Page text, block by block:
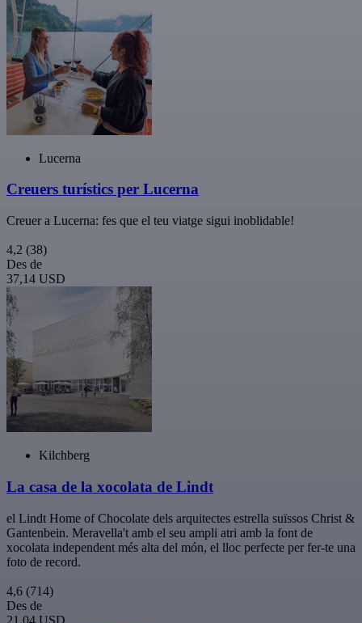
Lucerna
Creuers turístics per Lucerna
Creuer a Lucerna: fes que el teu viatge sigui inoblidable!
4,2 (38)
Des de
37,14 USD
Kilchberg
La casa de la xocolata de Lindt
el Lindt Home of Chocolate dels arquitectes estrella suïssos Christ &
Gantenbein. Meravella't amb el seu ampli atri amb la font de
xocolata independent més alta del món, el lloc perfecte per fer-te una
foto de record.
4,6 (714)
Des de
21,04 USD